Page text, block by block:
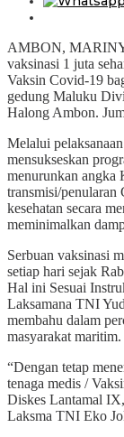
AMBON,
vaksinasi 1 juta
Vaksin Covid-19
gedung Maluku
Halong Ambon.
Melalui
mensukseskan
menurunkan angka
transmisi/
kesehatan secara
meminimalkan
Serbuan vaksinasi
setiap hari sejak
Hal ini Sesuai
Laksamana TNI
membahu dalam
masyarakat maritim.
“Dengan tetap
tenaga medis /
Diskes Lantamal
Laksma TNI Eko